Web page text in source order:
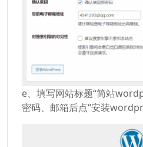
e、填写网站标题“简站
密码、邮箱后点“安装